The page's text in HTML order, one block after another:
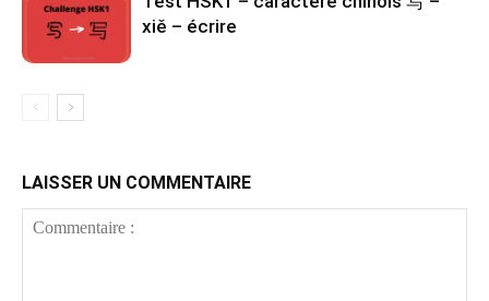
xiě – écrire
LAISSER UN COMMENTAIRE